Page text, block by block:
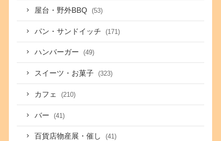
屋台・野外BBQ (53)
パン・サンドイッチ (171)
ハンバーガー (49)
スイーツ・お菓子 (323)
カフェ (210)
バー (41)
百貨店物産展・催し (41)